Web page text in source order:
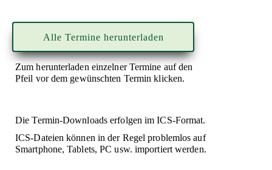
Zum herunterladen einzelner Termine auf den
Pfeil vor dem gewünschten Termin klicken.
Die Termin-Downloads erfolgen im ICS-Format.
ICS-Dateien können in der Regel problemlos auf
Smartphone, Tablets, PC usw. importiert werden.